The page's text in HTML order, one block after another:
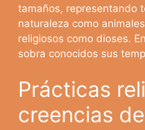
tamaños, representando
naturaleza como
religiosos como dioses.
sobra conocidos sus
Prácticas
creencias